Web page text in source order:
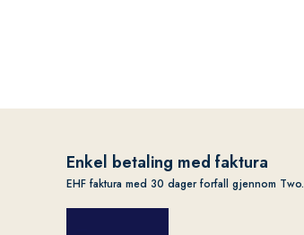
Enkel betaling med faktura
EHF faktura med 30 dager forfall gjennom Two.